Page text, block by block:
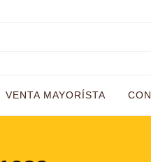
VENTA MAYORÍSTA